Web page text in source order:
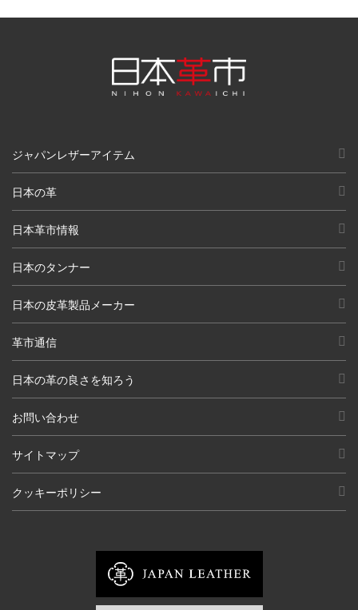
ジャパンレザーアイテム
日本の革
日本革市情報
日本のタンナー
日本の皮革製品メーカー
革市通信
日本の革の良さを知ろう
お問い合わせ
サイトマップ
クッキーポリシー